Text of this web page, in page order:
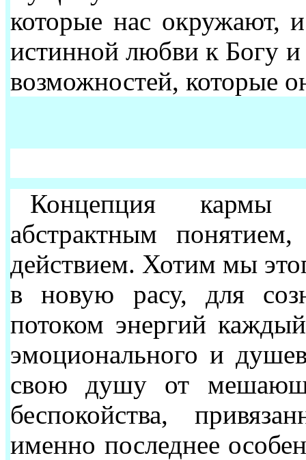
которые нас окружают,
истинной любви к Богу
возможностей, которые
Концепция кармы
абстрактным
действием. Хотим мы
в новую расу, для
потоком энергий
эмоционального и
свою душу от
беспокойства,
именно последнее